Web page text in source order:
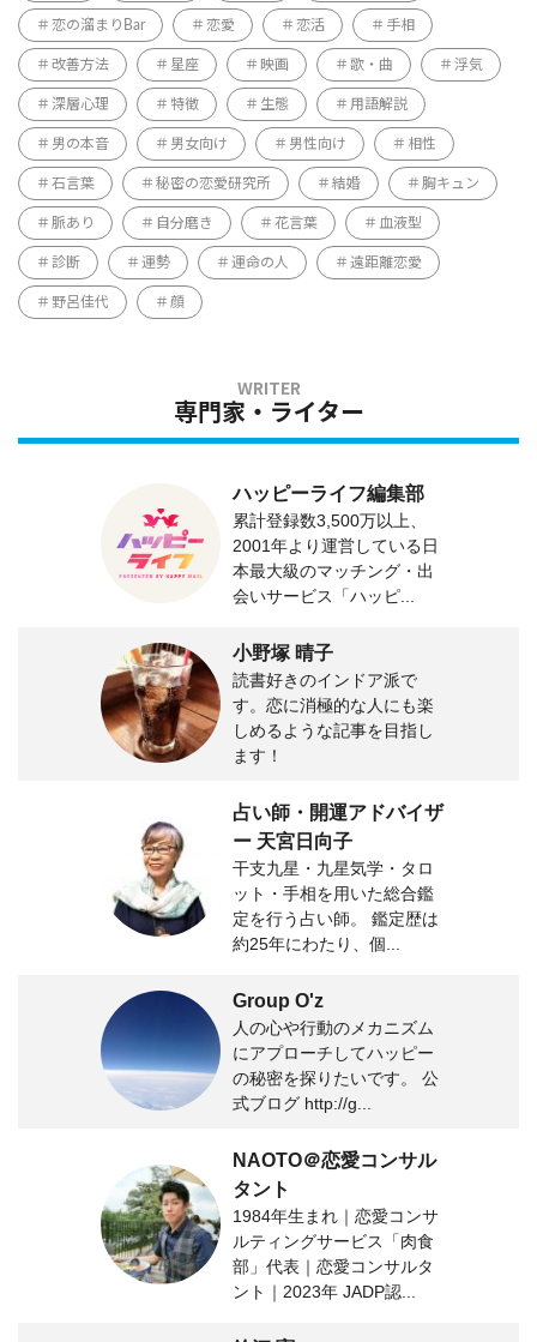
恋の溜まりBar 恋愛 恋活 手相
改善方法 星座 映画 歌・曲 浮気
深層心理 特徴 生態 用語解説
男の本音 男女向け 男性向け 相性
石言葉 秘密の恋愛研究所 結婚 胸キュン
脈あり 自分磨き 花言葉 血液型
診断 運勢 運命の人 遠距離恋愛
野呂佳代 顔
専門家・ライター
ハッピーライフ編集部
累計登録数3,500万以上、
2001年より運営している日
本最大級のマッチング・出
会いサービス「ハッピ...
小野塚 晴子
読書好きのインドア派で
す。恋に消極的な人にも楽
しめるような記事を目指し
ます！
占い師・開運アドバイザ
ー 天宮日向子
干支九星・九星気学・タロ
ット・手相を用いた総合鑑
定を行う占い師。 鑑定歴は
約25年にわたり、個...
Group O'z
人の心や行動のメカニズム
にアプローチしてハッピー
の秘密を探りたいです。 公
式ブログ http://g...
NAOTO＠恋愛コンサル
タント
1984年生まれ｜恋愛コンサ
ルティングサービス「肉食
部」代表｜恋愛コンサルタ
ント｜2023年 JADP認...